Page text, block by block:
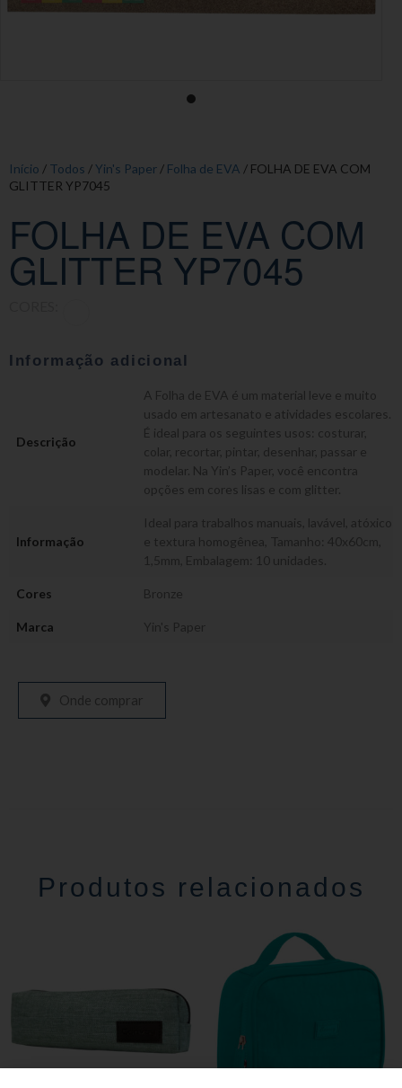
Início / Todos /Yin's Paper / Folha de EVA / FOLHA DE EVA COM
GLITTER YP7045
FOLHA DE EVA COM
GLITTER YP7045
Informação adicional
Descrição
A Folha de EVA é um material leve e muito
usado em artesanato e atividades escolares.
É ideal para os seguintes usos: costurar,
colar, recortar, pintar, desenhar, passar e
modelar. Na Yin’s Paper, você encontra
opções em cores lisas e com glitter.
Informação
Ideal para trabalhos manuais, lavável, atóxico
e textura homogênea, Tamanho: 40x60cm,
1,5mm, Embalagem: 10 unidades.
Cores Bronze
Marca Yin's Paper
Onde comprar
Produtos relacionados